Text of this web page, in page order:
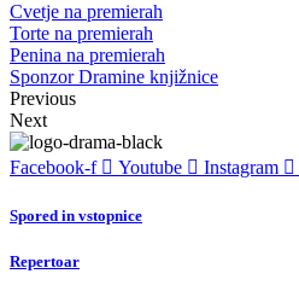
Cvetje na premierah
Torte na premierah
Penina na premierah
Sponzor Dramine knjižnice
Previous
Next
Facebook-f Youtube Instagram
Spored in vstopnice
Repertoar